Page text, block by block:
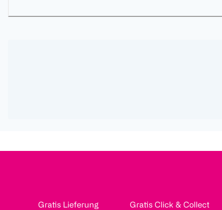
Gratis Lieferung
Gratis Click & Collect